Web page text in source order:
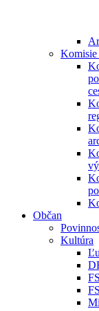
Občan
Kultúra